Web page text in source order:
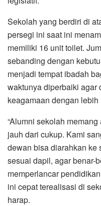
‎‎Sekolah yang berdiri di
persegi ini saat ini
memiliki 16 unit toilet.
sebanding dengan
menjadi tempat ibadah
waktunya diperbaiki agar
keagamaan dengan lebih
‎‎“Alumni sekolah
jauh dari cukup. Kami
dewan bisa diarahkan ke
sesuai dapil, agar benar-
memperlancar
ini cepat terealisasi di
harap.